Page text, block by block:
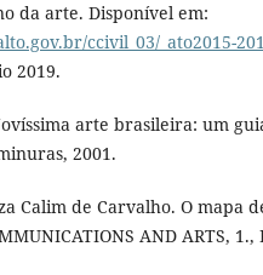
da arte. Disponível em:
ccivil_03/_ato2015-
2019.
arte brasileira: um
2001.
Calim de Carvalho. O mapa
AND ARTS,